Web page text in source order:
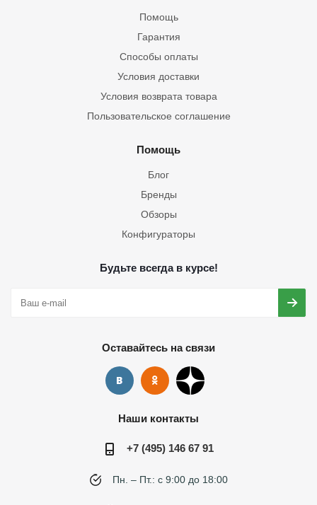
Помощь
Гарантия
Способы оплаты
Условия доставки
Условия возврата товара
Пользовательское соглашение
Помощь
Блог
Бренды
Обзоры
Конфигураторы
Будьте всегда в курсе!
Оставайтесь на связи
Наши контакты
+7 (495) 146 67 91
Пн. – Пт.: с 9:00 до 18:00